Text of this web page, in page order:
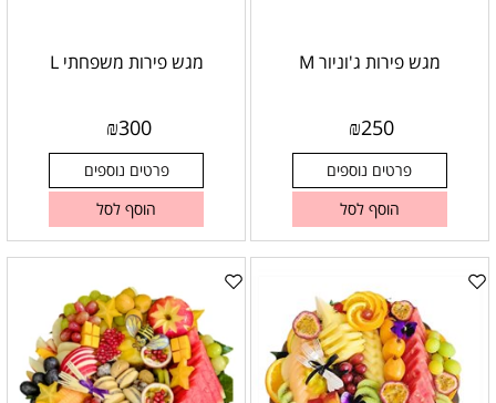
מגש פירות ג'וניור M
₪250
פרטים נוספים
הוסף לסל
מגש פירות משפחתי L
₪300
פרטים נוספים
הוסף לסל